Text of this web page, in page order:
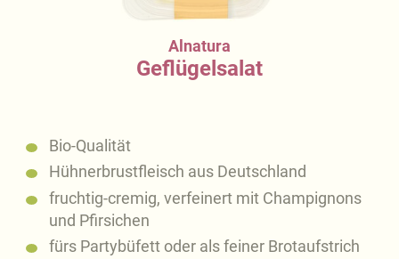
Alnatura
Geflügelsalat
Bio-Qualität
Hühnerbrustfleisch aus Deutschland
fruchtig-cremig, verfeinert mit Champignons
und Pfirsichen
fürs Partybüfett oder als feiner Brotaufstrich